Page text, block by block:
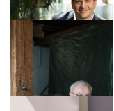
Makro
TÁMOGATÓI
TARTALOM